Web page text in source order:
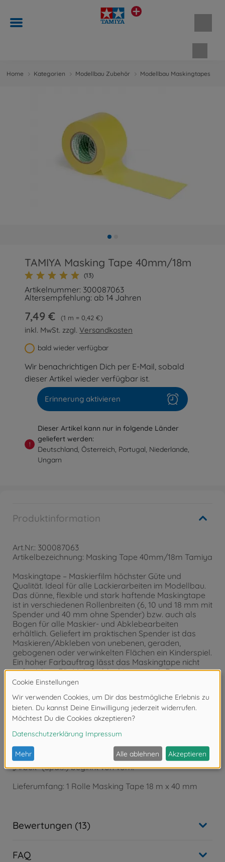
Home Kategorien Modellbau Zubehör Modellbau Maskingtapes
TAMIYA Masking Tape 40mm/18m
(13)
Artikelnummer: 300087063
Altersempfehlung: ab 14 Jahren
7,49 € 1 m = 0,42 €
inkl. MwSt. zzgl.Versandkosten
bald wieder verfügbar
Wir benachrichtigen Dich per E-Mail, sobald
dieser Artikel wieder verfügbar ist.
Erinnerung aktivieren
!
Dieser Artikel kann nur in folgende Länder
geliefert werden:
Deutschland, Österreich, Portugal, Niederlande,
Ungarn
Produktinformation
Art.Nr.: 300087063
Artikelbezeichnung: Masking Tape 40mm/18m Tamiya
Maskingtape – Maskierfilm höchster Güte und
Qualität. Ideal für alle Lackierarbeiten im Modellbau.
Das dünne, flexible und stark haftende Maskingtape
ist in verschiedenen Rollenbreiten (6, 10 und 18 mm mit
Spender und 40 mm ohne Spender) bzw. auch als
Bogen für alle Maskier- und Abklebearbeiten
erhältlich. Geliefert im praktischen Spender ist das
Maskieren/Abkleben von unebenen, geraden,
gebogenen oder verwinkelten Flächen ein Kinderspiel.
Ein hoher Farbauftrag lässt das Maskingtape nicht
aufweichen. Für Mehrfarblackierungen (z.B.
Tarnmuster) kann das Tape auch auf bereits lackierte
mit abzulösen. Das Tape löst sich rückstandslos. Für
Lackierungen von scharfen und klaren Linien eignet
sich das Tape hervorragend. Sollte der Spender leer
sein, kann dieser einfach mit den separat erhältlichen
Nachfüllpacks (300087033 Masking Tape 6 mm,
300087034 Masking Tape 10 mm, 300087035 Masking
Tape 18 mm) wieder aufgefüllt werden und die
„Arbeit" (Spaß!) beginnt von vorn.
Lieferumfang: 1 Rolle Masking Tape 18 m x 40 mm
Bewertungen (13)
FAQ